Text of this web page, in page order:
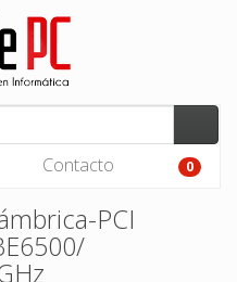
Contacto 0
PCI